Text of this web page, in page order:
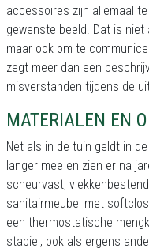
accessoires zijn allemaal
gewenste beeld. Dat is
maar ook om te
zegt meer dan een
misverstanden tijdens de
MATERIALEN EN
Net als in de tuin geldt in
langer mee en zien er na
scheurvast,
sanitairmeubel met
een thermostatische
stabiel, ook als ergens